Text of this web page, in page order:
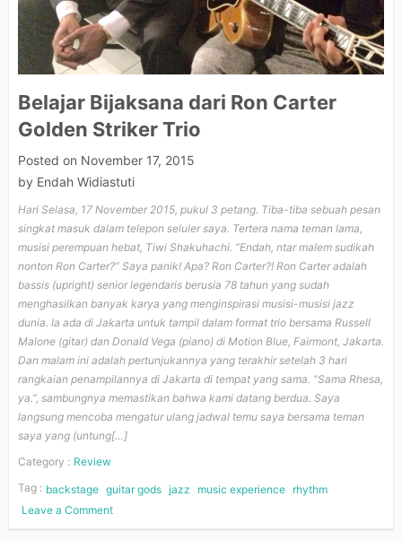
Belajar Bijaksana dari Ron Carter
Golden Striker Trio
Posted on November 17, 2015
by Endah Widiastuti
Hari Selasa, 17 November 2015, pukul 3 petang. Tiba-tiba sebuah pesan
singkat masuk dalam telepon seluler saya. Tertera nama teman lama,
musisi perempuan hebat, Tiwi Shakuhachi. “Endah, ntar malem sudikah
nonton Ron Carter?” Saya panik! Apa? Ron Carter?! Ron Carter adalah
bassis (upright) senior legendaris berusia 78 tahun yang sudah
menghasilkan banyak karya yang menginspirasi musisi-musisi jazz
dunia. Ia ada di Jakarta untuk tampil dalam format trio bersama Russell
Malone (gitar) dan Donald Vega (piano) di Motion Blue, Fairmont, Jakarta.
Dan malam ini adalah pertunjukannya yang terakhir setelah 3 hari
rangkaian penampilannya di Jakarta di tempat yang sama. “Sama Rhesa,
ya.”, sambungnya memastikan bahwa kami datang berdua. Saya
langsung mencoba mengatur ulang jadwal temu saya bersama teman
saya yang (untung[…]
Category : Review
Tag : backstage guitar gods jazz music experience
rhythm
Leave a Commenton
Belajar